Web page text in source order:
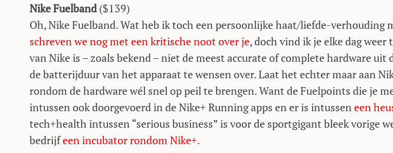
Nike Fuelband($139)
Oh, Nike Fuelband. Wat heb ik toch een persoonlijke haat/liefde-verhouding
schreven we nog met een kritische noot over je, doch vind ik je elke dag
van Nike is – zoals bekend – niet de meest accurate of complete hardware
de batterijduur van het apparaat te wensen over. Laat het echter maar aan
rondom de hardware wél snel op peil te brengen. Want de Fuelpoints die je
intussen ook doorgevoerd in de Nike+ Running apps en er is intussen een
tech+health intussen “serious business” is voor de sportgigant bleek vorige
bedrijfeen incubator rondom Nike+.